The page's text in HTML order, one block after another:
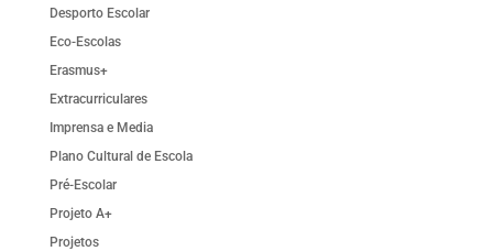
Desporto Escolar
Eco-Escolas
Erasmus+
Extracurriculares
Imprensa e Media
Plano Cultural de Escola
Pré-Escolar
Projeto A+
Projetos